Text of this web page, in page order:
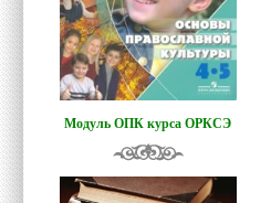
Модуль ОПК курса ОРКСЭ